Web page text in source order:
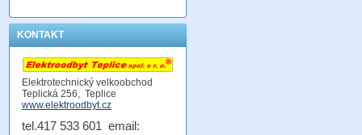
KONTAKT
Elektrotechnický velkoobchod
Teplická 256, Teplice
www.elektroodbyt.cz
tel.417 533 601 email: